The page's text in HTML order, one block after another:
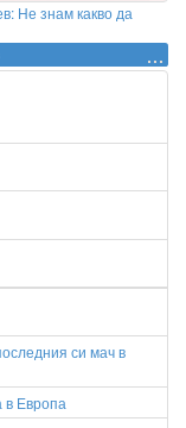
Не знам какво да
си мач в
в Европа